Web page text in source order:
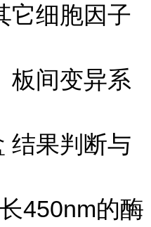
它细胞因子
板间变异系
结果判断与
450nm的酶